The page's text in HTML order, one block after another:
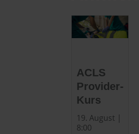
ACLS
Provider-
Kurs
19. August |
8:00